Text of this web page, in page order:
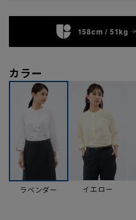
158cm / 51kg
カラー
ラベンダー イエロー